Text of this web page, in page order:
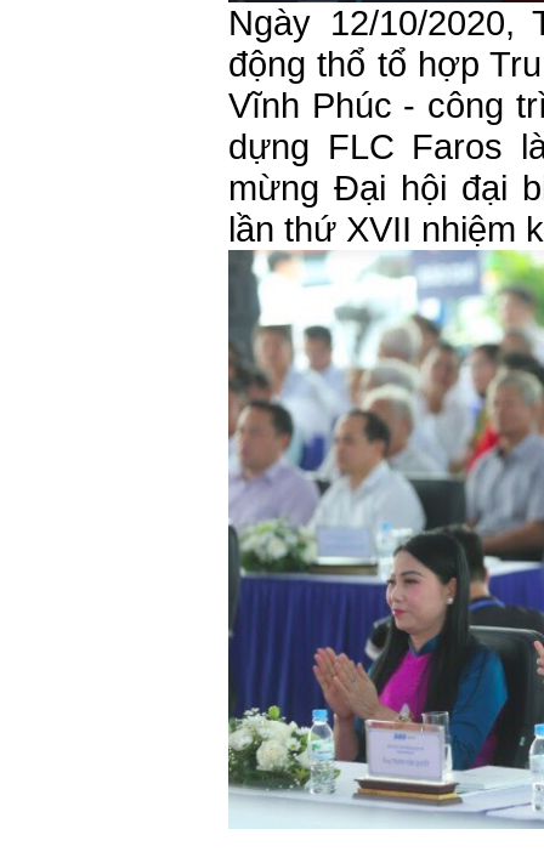
Ngày 12/10/2020,
động thổ tổ hợp
Vĩnh Phúc - công
dựng FLC Faros
mừng Đại hội đại
lần thứ XVII nhiệm